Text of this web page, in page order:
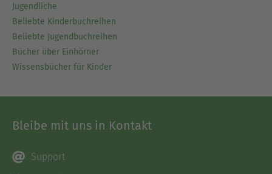
Jugendliche
Beliebte Kinderbuchreihen
Beliebte Jugendbuchreihen
Bücher über Einhörner
Wissensbücher für Kinder
Bleibe mit uns in Kontakt
Support